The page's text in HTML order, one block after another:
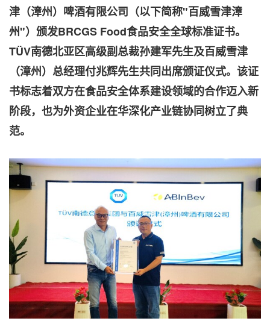
津（漳州） 啤酒有限公司（以下简称"百威雪津漳
州"）颁发BRCGS Food食品安全全球标准证书。
TÜV南德北亚区高级副总裁孙建军先生及百威雪津
（漳州）总经理付兆辉先生共同出席颁证仪式。该证
书标志着双方在食品安全体系建设领域的合作迈入新
阶段，也为外资企业在华深化产业链协同树立了典
范。